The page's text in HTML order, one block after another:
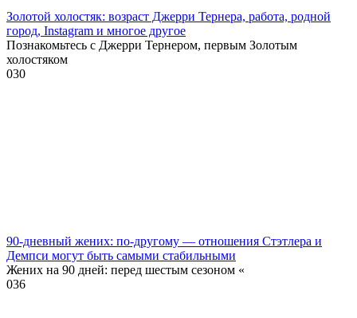
Золотой холостяк: возраст Джерри Тернера, работа, родной
город, Instagram и многое другое
Познакомьтесь с Джерри Тернером, первым Золотым
холостяком
030
90-дневный жених: по-другому — отношения Стэтлера и
Демпси могут быть самыми стабильными
Жених на 90 дней: перед шестым сезоном «
036